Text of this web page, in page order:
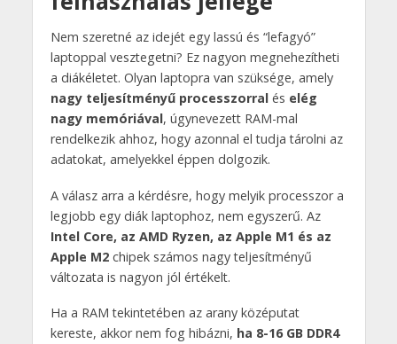
Nem szeretné az idejét egy lassú és “lefagyó”
laptoppal vesztegetni? Ez nagyon megnehezítheti
a diákéletet. Olyan laptopra van szüksége, amely
nagy teljesítményű processzorralés elég
nagy memóriával, úgynevezett RAM-mal
rendelkezik ahhoz, hogy azonnal el tudja tárolni az
adatokat, amelyekkel éppen dolgozik.
A válasz arra a kérdésre, hogy melyik processzor a
legjobb egy diák laptophoz, nem egyszerű. Az
Intel Core, az AMD Ryzen, az Apple M1 és az
Apple M2chipek számos nagy teljesítményű
változata is nagyon jól értékelt.
Ha a RAM tekintetében az arany középutat
kereste, akkor nem fog hibázni, ha 8-16 GB DDR4